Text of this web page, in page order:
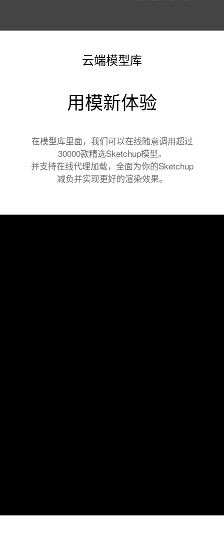
云端模型库
用模新体验
在模型库里面，我们可以在线随意调用超过
30000款精选Sketchup模型。
并支持在线代理加载，全面为你的Sketchup
减负并实现更好的渲染效果。